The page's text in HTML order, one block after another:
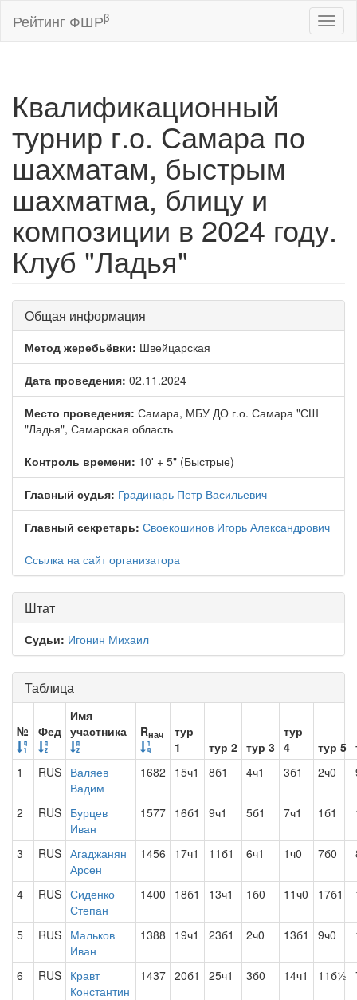
Рейтинг ФШРβ
Квалификационный
турнир г.о. Самара по
шахматам, быстрым
шахматма, блицу и
композиции в 2024 году.
Клуб "Ладья"
Общая информация
Метод жеребьёвки: Швейцарская
Дата проведения: 02.11.2024
Место проведения: Самара, МБУ ДО г.о. Самара "СШ
"Ладья", Самарская область
Контроль времени: 10' + 5" (Быстрые)
Главный судья: Градинарь Петр Васильевич
Главный секретарь: Своекошинов Игорь Александрович
Ссылка на сайт организатора
Штат
Судьи: Игонин Михаил
Таблица
№ Фед
Имя
участника
Rнач
тур
1
тур 2 тур 3
тур
4
тур 5
1
RUS Валяев
Вадим
1682 15ч1 8б1 4ч1 3б1 2ч0
2 RUS Бурцев
Иван
1577 16б1 9ч1 5б1 7ч1 1б1
3 RUS Агаджанян
Арсен
1456 17ч1 11б1 6ч1 1ч0 7б0
4 RUS Сиденко
Степан
1400 18б1 13ч1 1б0 11ч0 17б1
5 RUS Мальков
Иван
1388 19ч1 23б1 2ч0 13б1 9ч0
6 RUS Кравт
Константин
1437 20б1 25ч1 3б0 14ч1 11б½